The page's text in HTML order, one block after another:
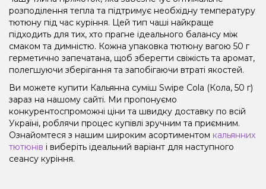
розподілення тепла та підтримує необхідну температуру
тютюну під час куріння. Цей тип чаші найкраще
підходить для тих, хто прагне ідеального балансу між
смаком та димністю. Кожна упаковка тютюну вагою 50 г
герметично запечатана, щоб зберегти свіжість та аромат,
полегшуючи зберігання та запобігаючи втраті якостей.
Ви можете купити Кальянна суміш Swipe Cola (Кола, 50 г)
зараз на нашому сайті. Ми пропонуємо
конкурентоспроможні ціни та швидку доставку по всій
Україні, роблячи процес купівлі зручним та приємним.
Ознайомтеся з нашим широким асортиментом кальянних
тютюнів і виберіть ідеальний варіант для наступного
сеансу куріння.